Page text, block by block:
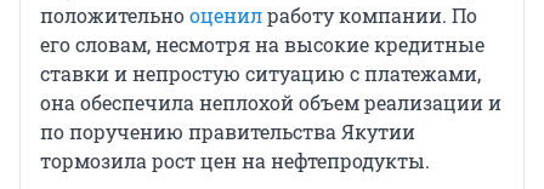
положительнооценилработу компании. По
его словам, несмотря на высокие кредитные
ставки и непростую ситуацию с платежами,
она обеспечила неплохой объем реализации и
по поручению правительства Якутии
тормозила рост цен на нефтепродукты.